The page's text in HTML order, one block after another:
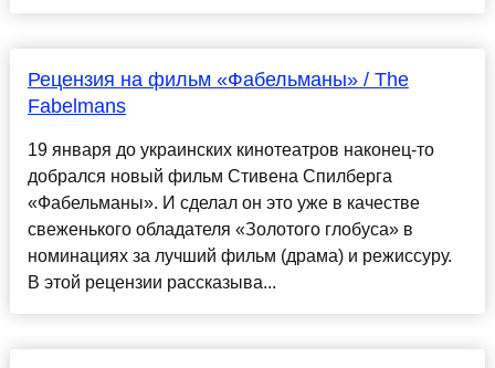
Рецензия на фильм «Фабельманы» / The
Fabelmans
19 января до украинских кинотеатров наконец-то
добрался новый фильм Стивена Спилберга
«Фабельманы». И сделал он это уже в качестве
свеженького обладателя «Золотого глобуса» в
номинациях за лучший фильм (драма) и режиссуру.
В этой рецензии рассказыва...